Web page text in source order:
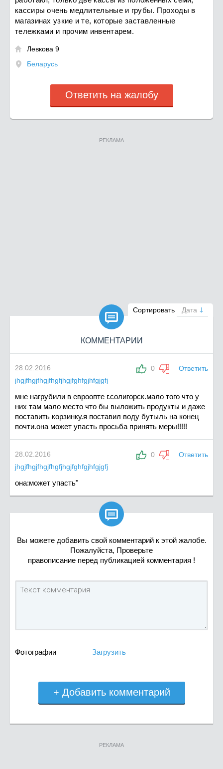
кассиры очень медлительные и грубы. Проходы в
магазинах узкие и те, которые заставленные
тележками и прочим инвентарем.

Левкова 9
Беларусь
Ответить на жалобу
РЕКЛАМА
Сортировать Дата

КОММЕНТАРИИ
0 Ответить
28.02.2016
jhgjfhgjfhgjfhgfjhgjfghfgjhfgjgfj
мне нагрубили в евроопте г.солигорск.мало того что у
них там мало место что бы выложить продукты и даже
поставить корзинку.я поставил воду бутыль на конец
почти.она может упасть просьба принять меры!!!!!
0 Ответить
28.02.2016
jhgjfhgjfhgjfhgfjhgjfghfgjhfgjgfj
она:может упасть"

Вы можете добавить свой комментарий к этой жалобе.
Пожалуйста, Проверьте
правописание перед публикацией комментария !
Фотографии Загрузить
+ Добавить комментарий
РЕКЛАМА